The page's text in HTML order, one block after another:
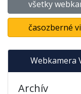
všetky
časozberné
Webkamera
Archív